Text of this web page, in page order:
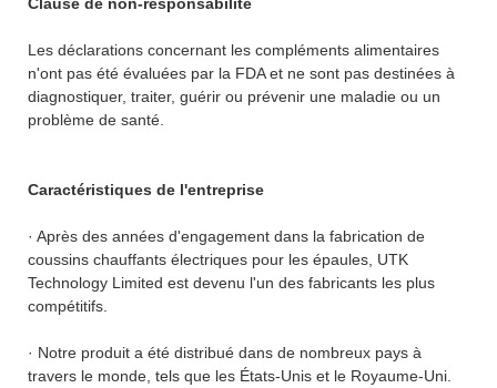
Les déclarations concernant les compléments alimentaires
n'ont pas été évaluées par la FDA et ne sont pas destinées à
diagnostiquer, traiter, guérir ou prévenir une maladie ou un
problème de santé.
Caractéristiques de l'entreprise
· Après des années d'engagement dans la fabrication de
coussins chauffants électriques pour les épaules, UTK
Technology Limited est devenu l'un des fabricants les plus
compétitifs.
· Notre produit a été distribué dans de nombreux pays à
travers le monde, tels que les États-Unis et le Royaume-Uni.